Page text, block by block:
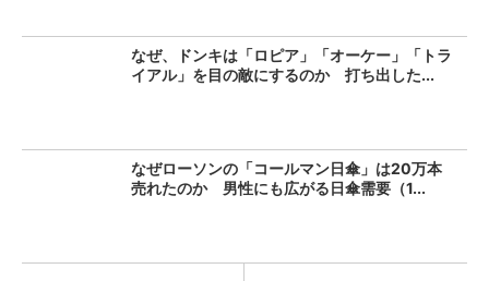
なぜ、ドンキは「ロピア」「オーケー」「トラ
イアル」を目の敵にするのか 打ち出した...
なぜローソンの「コールマン日傘」は20万本
売れたのか 男性にも広がる日傘需要（1...